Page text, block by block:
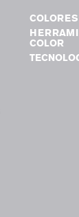
COLORES
COLOR